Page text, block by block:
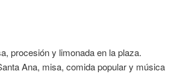
procesión y limonada en la plaza.
Ana, misa, comida popular y música